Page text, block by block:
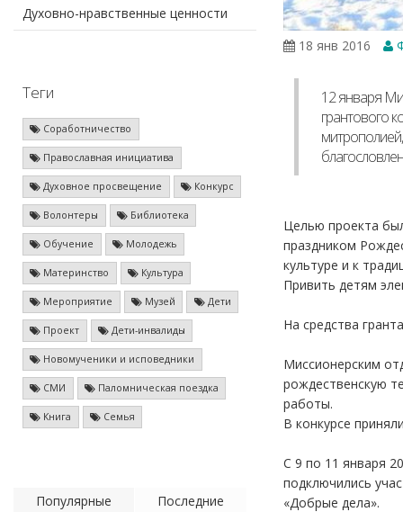
Духовно-нравственные ценности
Теги
Соработничество
Православная инициатива
Духовное просвещение Конкурс
Волонтеры Библиотека
Обучение Молодежь
Материнство Культура
Мероприятие Музей Дети
Проект Дети-инвалиды
Новомученики и исповедники
СМИ Паломническая поездка
Книга Семья
Популярные Последние
18 янв 2016
12 января
грантового
Целью проекта
праздником
культуре и к
Привить детям
На средства
Миссионерским
рождественскую
работы.
В конкурсе
С 9 по 11 января
подключились
«Добрые дела».